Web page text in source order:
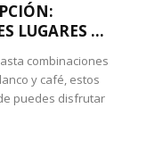
LUGARES ...
combinaciones
y café, estos
puedes disfrutar